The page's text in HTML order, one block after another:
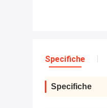
Specifiche
Specifiche